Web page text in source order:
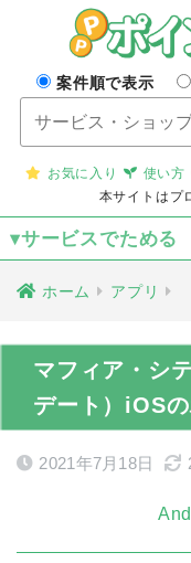
案件順で表示
お気に入り 使い方
本サイトはプ
▾サービスでためる
ホーム アプリ
マフィア・シ
デート）iOS
2021年7月18日